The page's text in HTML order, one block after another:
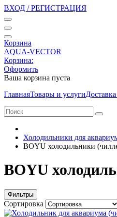
ВХОД / РЕГИСТРАЦИЯ
Корзина
AQUA-VECTOR
Корзина:
Оформить
Ваша корзина пуста
ГлавнаяТовары и услуги
Холодильники для
BOYU холодильники
BOYU
Фильтры
Сортировка